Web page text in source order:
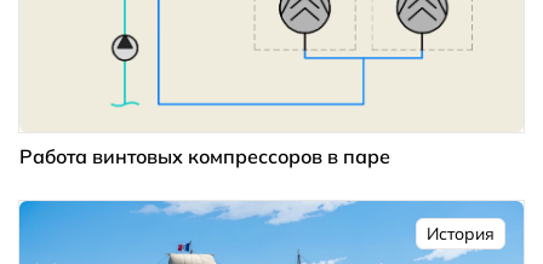
Работа винтовых компрессоров в паре
История